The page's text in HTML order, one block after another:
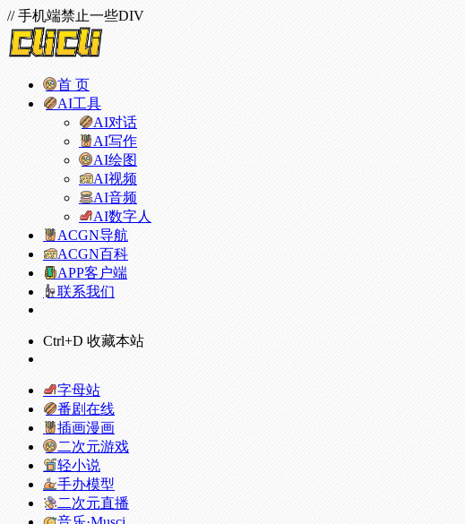
// 手机端禁止一些DIV
首 页
AI工具
AI对话
AI写作
AI绘图
AI视频
AI音频
AI数字人
ACGN导航
ACGN百科
APP客户端
联系我们
Ctrl+D 收藏本站
字母站
番剧在线
插画漫画
二次元游戏
轻小说
手办模型
二次元直播